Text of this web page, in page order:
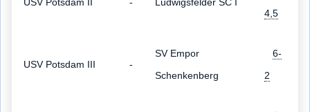
4,5
USV Potsdam III -
SV Empor
Schenkenberg
6-
2